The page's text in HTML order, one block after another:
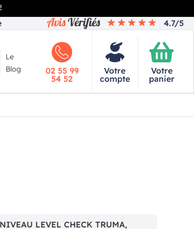
4.7/5
Le
Blog
02 55 99
54 52
Votre
compte
Votre
panier
LEVEL CHECK TRUMA,